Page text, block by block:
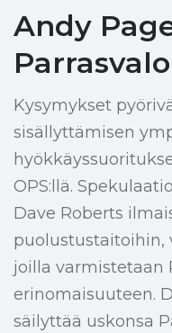
Andy
Kysymykset
sisällyttämisen
OPS:llä.
Dave Roberts
puolustustaitoihin,
joilla varmistetaan
erinomaisuuteen.
säilyttää uskonsa